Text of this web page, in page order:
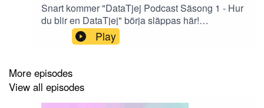
Snart kommer "DataTjej Podcast Säsong 1 - Hur
du blir en DataTjej" börja släppas här!
Prenumerera och vänta med spänning för att få
höra mer om olika DataTjejers resor in i data och
Play
More episodes
View all episodes